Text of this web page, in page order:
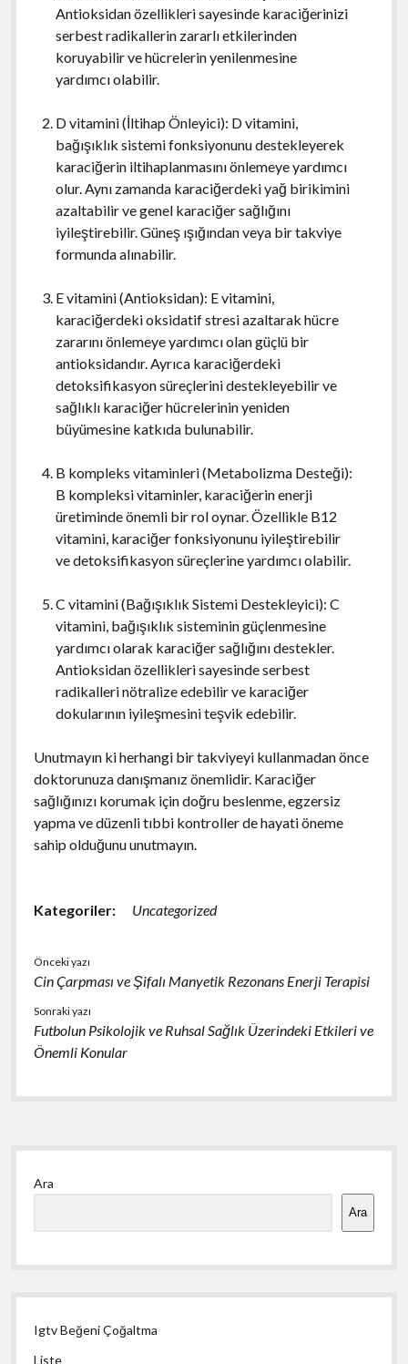
Antioksidan özellikleri sayesinde karaciğerinizi
serbest radikallerin zararlı etkilerinden
koruyabilir ve hücrelerin yenilenmesine
yardımcı olabilir.
D vitamini (İltihap Önleyici): D vitamini,
bağışıklık sistemi fonksiyonunu destekleyerek
karaciğerin iltihaplanmasını önlemeye yardımcı
olur. Aynı zamanda karaciğerdeki yağ birikimini
azaltabilir ve genel karaciğer sağlığını
iyileştirebilir. Güneş ışığından veya bir takviye
formunda alınabilir.
E vitamini (Antioksidan): E vitamini,
karaciğerdeki oksidatif stresi azaltarak hücre
zararını önlemeye yardımcı olan güçlü bir
antioksidandır. Ayrıca karaciğerdeki
detoksifikasyon süreçlerini destekleyebilir ve
sağlıklı karaciğer hücrelerinin yeniden
büyümesine katkıda bulunabilir.
B kompleks vitaminleri (Metabolizma Desteği):
B kompleksi vitaminler, karaciğerin enerji
üretiminde önemli bir rol oynar. Özellikle B12
vitamini, karaciğer fonksiyonunu iyileştirebilir
ve detoksifikasyon süreçlerine yardımcı olabilir.
C vitamini (Bağışıklık Sistemi Destekleyici): C
vitamini, bağışıklık sisteminin güçlenmesine
yardımcı olarak karaciğer sağlığını destekler.
Antioksidan özellikleri sayesinde serbest
radikalleri nötralize edebilir ve karaciğer
dokularının iyileşmesini teşvik edebilir.
Unutmayın ki herhangi bir takviyeyi kullanmadan önce
doktorunuza danışmanız önemlidir. Karaciğer
sağlığınızı korumak için doğru beslenme, egzersiz
yapma ve düzenli tıbbi kontroller de hayati öneme
sahip olduğunu unutmayın.
Kategoriler: Uncategorized
Önceki yazı
Cin Çarpması ve Şifalı Manyetik Rezonans Enerji Terapisi
Sonraki yazı
Futbolun Psikolojik ve Ruhsal Sağlık Üzerindeki Etkileri ve
Önemli Konular
Yan
Menü
Ara
Ara
Igtv Beğeni Çoğaltma
Liste